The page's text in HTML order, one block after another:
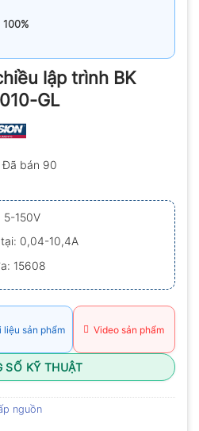
lập trình BK
GL
Đã bán 90
5-150V
0,04-10,4A
15608
liệu sản phẩm Video sản phẩm
SỐ KỸ THUẬT
nguồn